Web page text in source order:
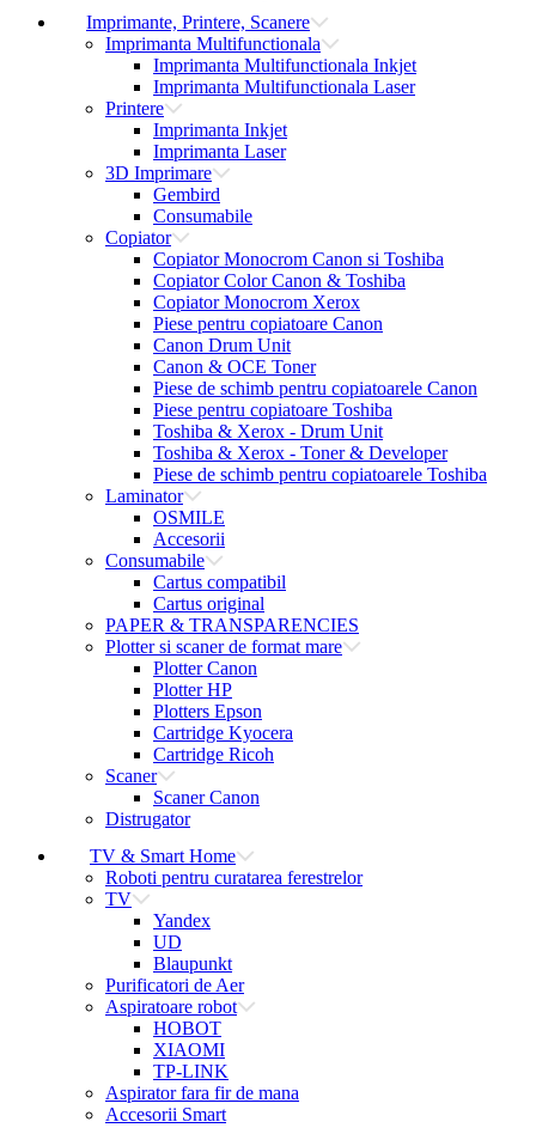
Imprimante, Printere, Scanere
Imprimanta Multifunctionala
Imprimanta Multifunctionala Inkjet
Imprimanta Multifunctionala Laser
Printere
Imprimanta Inkjet
Imprimanta Laser
3D Imprimare
Gembird
Consumabile
Copiator
Copiator Monocrom Canon si Toshiba
Copiator Color Canon & Toshiba
Copiator Monocrom Xerox
Piese pentru copiatoare Canon
Canon Drum Unit
Canon & OCE Toner
Piese de schimb pentru copiatoarele Canon
Piese pentru copiatoare Toshiba
Toshiba & Xerox - Drum Unit
Toshiba & Xerox - Toner & Developer
Piese de schimb pentru copiatoarele Toshiba
Laminator
OSMILE
Accesorii
Consumabile
Cartus compatibil
Cartus original
PAPER & TRANSPARENCIES
Plotter si scaner de format mare
Plotter Canon
Plotter HP
Plotters Epson
Cartridge Kyocera
Cartridge Ricoh
Scaner
Scaner Canon
Distrugator
TV & Smart Home
Roboti pentru curatarea ferestrelor
TV
Yandex
UD
Blaupunkt
Purificatori de Aer
Aspiratoare robot
HOBOT
XIAOMI
TP-LINK
Aspirator fara fir de mana
Accesorii Smart